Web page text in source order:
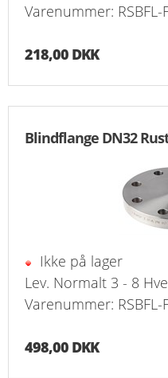
Varenummer: RSBFL-
218,00 DKK
Blindflange DN32
Ikke på lager
Lev. Normalt 3 - 8
Varenummer: RSBFL-
498,00 DKK